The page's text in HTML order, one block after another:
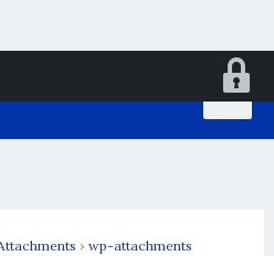
› wp-attachments